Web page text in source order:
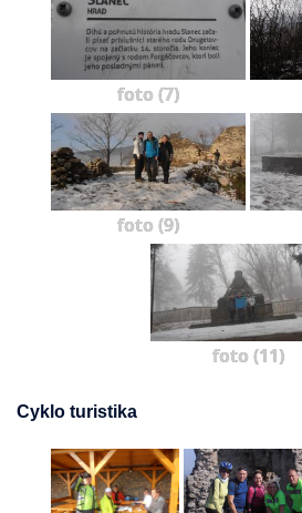
foto (7)
foto (9)
foto (11)
Cyklo turistika